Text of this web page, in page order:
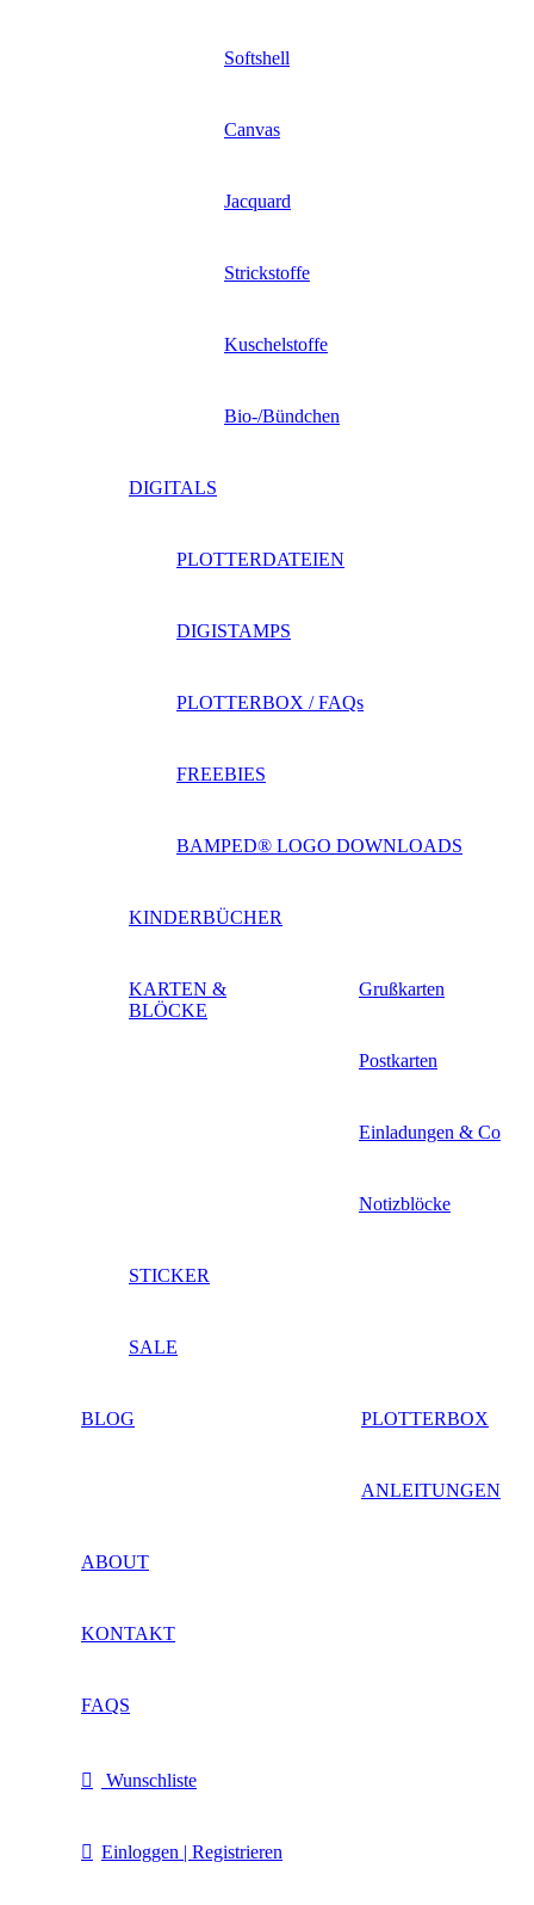
Softshell
Canvas
Jacquard
Strickstoffe
Kuschelstoffe
Bio-/Bündchen
DIGITALS
PLOTTERDATEIEN
DIGISTAMPS
PLOTTERBOX / FAQs
FREEBIES
BAMPED® LOGO DOWNLOADS
KINDERBÜCHER
KARTEN &
BLÖCKE
Grußkarten
Postkarten
Einladungen & Co
Notizblöcke
STICKER
SALE
BLOG PLOTTERBOX
ANLEITUNGEN
ABOUT
KONTAKT
FAQS
Wunschliste
Einloggen | Registrieren